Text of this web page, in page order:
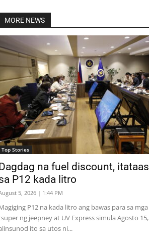
MORE NEWS
Top Stories
na fuel discount, itataas
P12 kada litro
5, 2026 | 1:44 PM
P12 na kada litro ang bawas para sa mga
ng jeepney at UV Express simula Agosto 15,
ito sa utos ni...